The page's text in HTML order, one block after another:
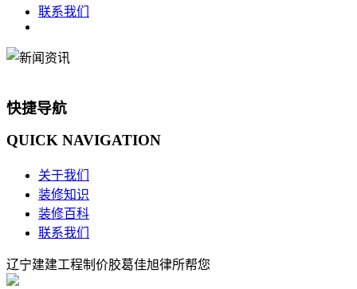
联系我们
快捷导航
QUICK NAVIGATION
关于我们
装修知识
装修百科
联系我们
辽宁建建工程制价胶葛佳旭律所帮您